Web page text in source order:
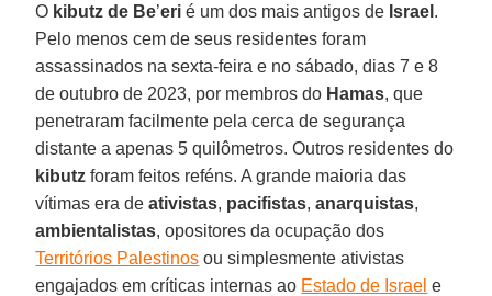
O kibutz de Be’eri é um dos mais antigos de Israel .
Pelo menos cem de seus residentes foram
assassinados na sexta-feira e no sábado, dias 7 e 8
de outubro de 2023, por membros do Hamas, que
penetraram facilmente pela cerca de segurança
distante a apenas 5 quilômetros. Outros residentes do
kibutz foram feitos reféns. A grande maioria das
vítimas era deativistas, pacifistas,anarquistas,
ambientalistas, opositores da ocupação dos
Territórios Palestinos ou simplesmente ativistas
engajados em críticas internas ao Estado de Israel e